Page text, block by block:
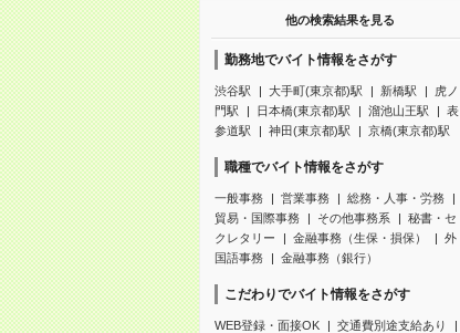
他の検索結果を見る
勤務地でバイト情報をさがす
渋谷駅 大手町(東京都)駅 新橋駅
虎ノ
門駅
日本橋(東京都)駅 溜池山王駅
表
参道駅
神田(東京都)駅 京橋(東京都)駅
職種でバイト情報をさがす
一般事務 営業事務
総務・人事・労務
貿易・国際事務
その他事務系
秘書・セ
クレタリー
金融事務（生保・損保）
外
国語事務
金融事務（銀行）
こだわりでバイト情報をさがす
WEB登録・面接OK
交通費別途支給あり